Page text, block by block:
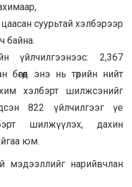
суурьтай хэлбэрээр
байна.
үйлчилгээнээс: 2,367
энэ нь төрийн нийт
хэлбэрт шилжсэнийг
822 үйлчилгээг үе
шилжүүлэх, дахин
юм.
мэдээллийг нарийвчлан